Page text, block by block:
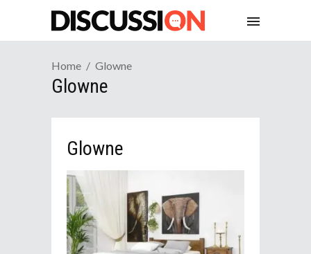
Home Glowne
Glowne
Glowne